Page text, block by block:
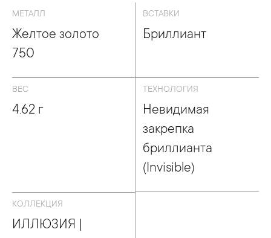
МЕТАЛЛ
Желтое золото
750
ВСТАВКИ
Бриллиант
ВЕС
4.62 г
ТЕХНОЛОГИЯ
Невидимая
закрепка
бриллианта
(Invisible)
КОЛЛЕКЦИЯ
ИЛЛЮЗИЯ |